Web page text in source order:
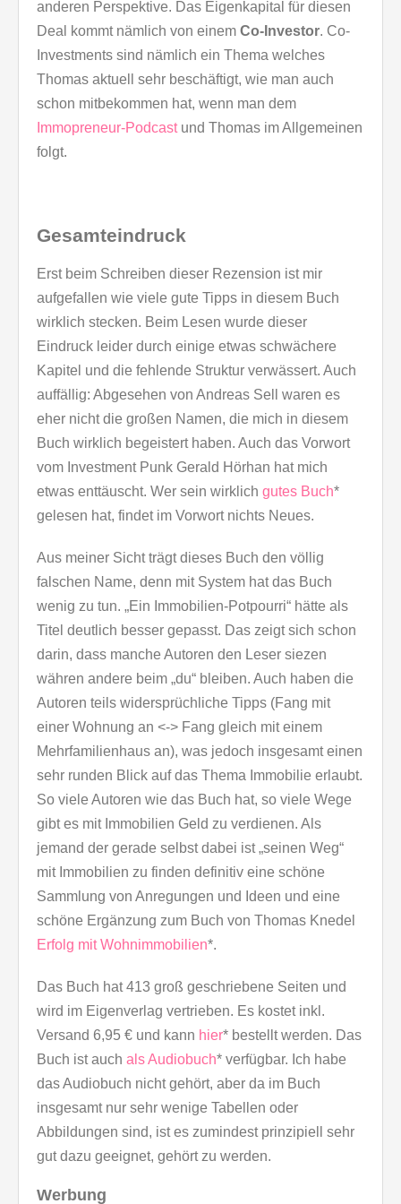
anderen Perspektive. Das Eigenkapital für diesen
Deal kommt nämlich von einem Co-Investor. Co-
Investments sind nämlich ein Thema welches
Thomas aktuell sehr beschäftigt, wie man auch
schon mitbekommen hat, wenn man dem
Immopreneur-Podcastund Thomas im Allgemeinen
folgt.
Gesamteindruck
Erst beim Schreiben dieser Rezension ist mir
aufgefallen wie viele gute Tipps in diesem Buch
wirklich stecken. Beim Lesen wurde dieser
Eindruck leider durch einige etwas schwächere
Kapitel und die fehlende Struktur verwässert. Auch
auffällig: Abgesehen von Andreas Sell waren es
eher nicht die großen Namen, die mich in diesem
Buch wirklich begeistert haben. Auch das Vorwort
vom Investment Punk Gerald Hörhan hat mich
etwas enttäuscht. Wer sein wirklich gutes Buch*
gelesen hat, findet im Vorwort nichts Neues.
Aus meiner Sicht trägt dieses Buch den völlig
falschen Name, denn mit System hat das Buch
wenig zu tun. „Ein Immobilien-Potpourri“ hätte als
Titel deutlich besser gepasst. Das zeigt sich schon
darin, dass manche Autoren den Leser siezen
währen andere beim „du“ bleiben. Auch haben die
Autoren teils widersprüchliche Tipps (Fang mit
einer Wohnung an <-> Fang gleich mit einem
Mehrfamilienhaus an), was jedoch insgesamt einen
sehr runden Blick auf das Thema Immobilie erlaubt.
So viele Autoren wie das Buch hat, so viele Wege
gibt es mit Immobilien Geld zu verdienen. Als
jemand der gerade selbst dabei ist „seinen Weg“
mit Immobilien zu finden definitiv eine schöne
Sammlung von Anregungen und Ideen und eine
schöne Ergänzung zum Buch von Thomas Knedel
Erfolg mit Wohnimmobilien*.
Das Buch hat 413 groß geschriebene Seiten und
wird im Eigenverlag vertrieben. Es kostet inkl.
Versand 6,95 € und kann hier* bestellt werden. Das
Buch ist auch als Audiobuch* verfügbar. Ich habe
das Audiobuch nicht gehört, aber da im Buch
insgesamt nur sehr wenige Tabellen oder
Abbildungen sind, ist es zumindest prinzipiell sehr
gut dazu geeignet, gehört zu werden.
Werbung